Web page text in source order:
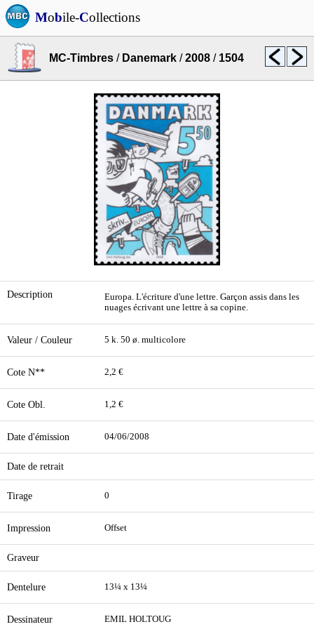
Mobile-Collections
MC-Timbres / Danemark /2008 / 1504
Description
Europa. L'écriture d'une lettre. Garçon assis dans les
nuages écrivant une lettre à sa copine.
Valeur / Couleur 5 k. 50 ø. multicolore
Cote N** 2,2 €
Cote Obl. 1,2 €
Date d'émission 04/06/2008
Date de retrait
Tirage 0
Impression Offset
Graveur
Dentelure 13¼ x 13¼
Dessinateur EMIL HOLTOUG